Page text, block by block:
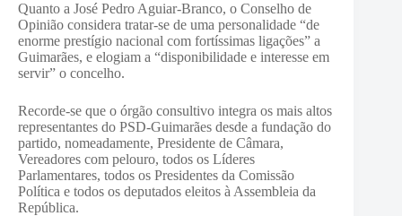
Quanto a José Pedro Aguiar-Branco, o Conselho de
Opinião considera tratar-se de uma personalidade “de
enorme prestígio nacional com fortíssimas ligações” a
Guimarães, e elogiam a “disponibilidade e interesse em
servir” o concelho.
Recorde-se que o órgão consultivo integra os mais altos
representantes do PSD-Guimarães desde a fundação do
partido, nomeadamente, Presidente de Câmara,
Vereadores com pelouro, todos os Líderes
Parlamentares, todos os Presidentes da Comissão
Política e todos os deputados eleitos à Assembleia da
República.